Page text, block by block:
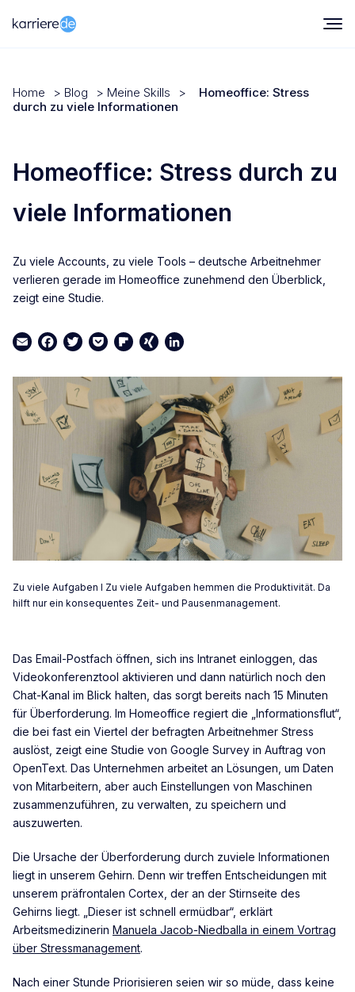
Home > Blog > Meine Skills >
Homeoffice: Stress
durch zu viele Informationen
Homeoffice: Stress durch zu
viele Informationen
Zu viele Accounts, zu viele Tools – deutsche Arbeitnehmer
verlieren gerade im Homeoffice zunehmend den Überblick,
zeigt eine Studie.
EmailFacebook
TwitterPocketFlipboard
XINGLinkedIn
Zu viele Aufgaben I Zu viele Aufgaben hemmen die Produktivität. Da
hilft nur ein konsequentes Zeit- und Pausenmanagement.
Das Email-Postfach öffnen, sich ins Intranet einloggen, das
Videokonferenztool aktivieren und dann natürlich noch den
Chat-Kanal im Blick halten, das sorgt bereits nach 15 Minuten
für Überforderung. Im Homeoffice regiert die „Informationsflut“,
die bei fast ein Viertel der befragten Arbeitnehmer Stress
auslöst, zeigt eine Studie von Google Survey in Auftrag von
OpenText. Das Unternehmen arbeitet an Lösungen, um Daten
von Mitarbeitern, aber auch Einstellungen von Maschinen
zusammenzuführen, zu verwalten, zu speichern und
auszuwerten.
Die Ursache der Überforderung durch zuviele Informationen
liegt in unserem Gehirn. Denn wir treffen Entscheidungen mit
unserem präfrontalen Cortex, der an der Stirnseite des
Gehirns liegt. „Dieser ist schnell ermüdbar“, erklärt
Arbeitsmedizinerin Manuela Jacob-Niedballa in einem Vortrag
über Stressmanagement.
Nach einer Stunde Priorisieren seien wir so müde, dass keine